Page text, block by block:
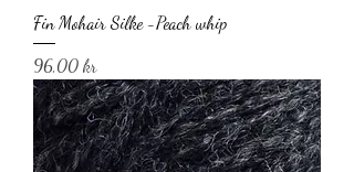
Fin Mohair Silke -Peach whip
Pris
96,00 kr